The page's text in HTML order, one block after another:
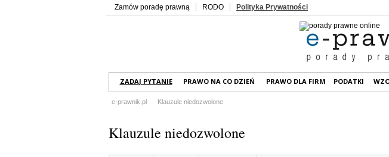
Zamów poradę prawną RODO Polityka Prywatności
ZADAJ PYTANIE PRAWO NA CO DZIEŃ PRAWO DLA FIRM PODATKI
e-prawnik.pl Klauzule niedozwolone
Klauzule niedozwolone